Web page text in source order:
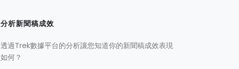
分析新聞稿成效
透過Trek數據平台的分析讓您知道你的新聞稿成效表現
如何？